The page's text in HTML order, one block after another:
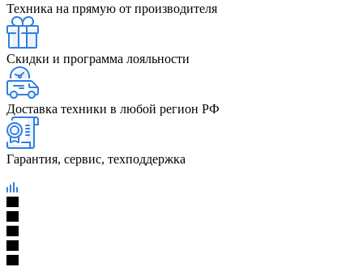
Техника на прямую от производителя
Скидки и программа лояльности
Доставка техники в любой регион РФ
Гарантия, сервис, техподдержка